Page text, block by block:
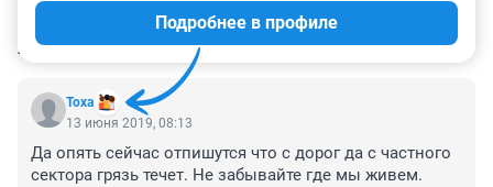
КОММЕНТАРИИ 65
Тоха
Подробнее в профиле
13 июня 2019, 08:13
Да опять сейчас отпишутся что с дорог да с частного
сектора грязь течет. Не забывайте где мы живем.